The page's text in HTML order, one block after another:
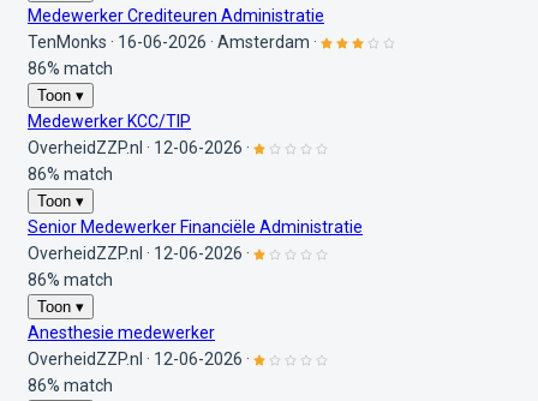
Medewerker Crediteuren Administratie
TenMonks · 16-06-2026 · Amsterdam ·
86% match
Toon ▾
Medewerker KCC/TIP
OverheidZZP.nl · 12-06-2026 ·
86% match
Toon ▾
Senior Medewerker Financiële Administratie
OverheidZZP.nl · 12-06-2026 ·
86% match
Toon ▾
Anesthesie medewerker
OverheidZZP.nl · 12-06-2026 ·
86% match